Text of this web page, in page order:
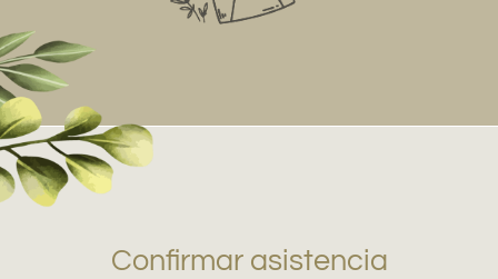
Confirmar asistencia